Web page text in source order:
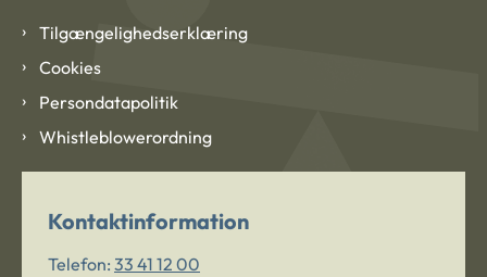
Tilgængelighedserklæring
Cookies
Persondatapolitik
Whistleblowerordning
Kontaktinformation
Telefon: 33 41 12 00